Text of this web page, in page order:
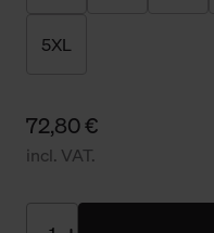
5XL
72,80 €
incl. VAT.